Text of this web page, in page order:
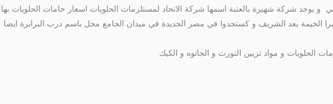
و يوجد شركة شهيرة بالعتبة اسمها شركة الاتحاد لمستلزمات الحلويات اسعار خامات الحلويات بها
بعد الشريف و كستجدوا في مصر الجديدة في ميدان الجامع محل باسم درب البرابرة ايضا